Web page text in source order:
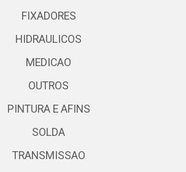
FIXADORES
HIDRAULICOS
MEDICAO
OUTROS
PINTURA E AFINS
SOLDA
TRANSMISSAO